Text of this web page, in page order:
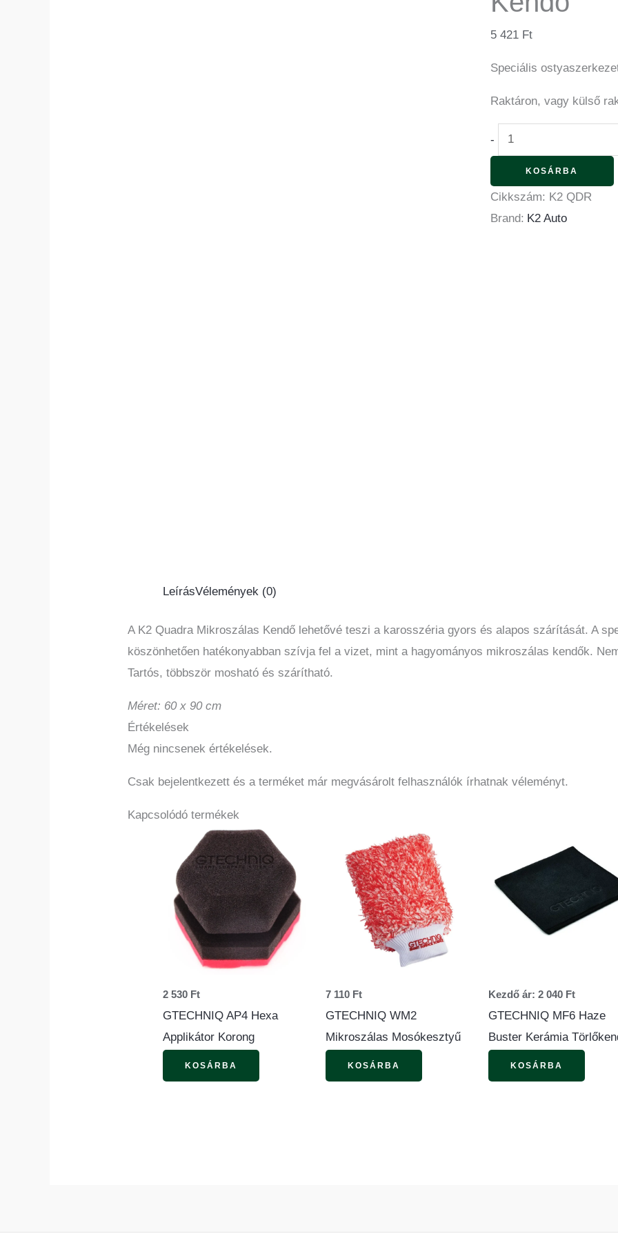
5 421 Ft
Speciális
Raktáron, vagy külső
-
KOSÁRBA
Cikkszám: K2 QDR
Brand: K2 Auto
LeírásVélemények (0)
A K2 Quadra Mikroszálas Kendő lehetővé teszi a karosszéria gyors és alapos szárítását. A
köszönhetően hatékonyabban szívja fel a vizet, mint a hagyományos mikroszálas kendők.
Tartós, többször mosható és szárítható.
Méret: 60 x 90 cm
Értékelések
Még nincsenek értékelések.
Csak bejelentkezett és a terméket már megvásárolt felhasználók írhatnak véleményt.
Kapcsolódó termékek
2 530 Ft
GTECHNIQ AP4 Hexa
Applikátor Korong
KOSÁRBA
7 110 Ft
GTECHNIQ WM2
Mikroszálas Mosókesztyű
KOSÁRBA
Kezdő ár: 2 040 Ft
GTECHNIQ MF6 Haze
Buster Kerámia
KOSÁRBA
a
több